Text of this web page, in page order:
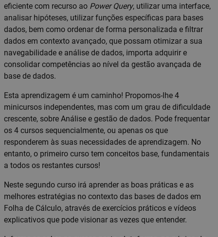
eficiente com recurso ao Power Query, utilizar uma interface,
analisar hipóteses, utilizar funções específicas para bases
dados, bem como ordenar de forma personalizada e filtrar
dados em contexto avançado, que possam otimizar a sua
navegabilidade e análise de dados, importa adquirir e
consolidar competências ao nível da gestão avançada de
base de dados.
Esta aprendizagem é um caminho! Propomos-lhe 4
minicursos independentes, mas com um grau de dificuldade
crescente, sobre Análise e gestão de dados. Pode frequentar
os 4 cursos sequencialmente, ou apenas os que
responderem às suas necessidades de aprendizagem. No
entanto, o primeiro curso tem conceitos base, fundamentais
a todos os restantes cursos!
Neste segundo curso irá aprender as boas práticas e as
melhores estratégias no contexto das bases de dados em
Folha de Cálculo, através de exercícios práticos e vídeos
explicativos que pode visionar as vezes que entender.